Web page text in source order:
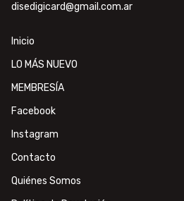
disedigicard@gmail.com.ar
Inicio
LO MÁS NUEVO
MEMBRESÍA
Facebook
Instagram
Contacto
Quiénes Somos